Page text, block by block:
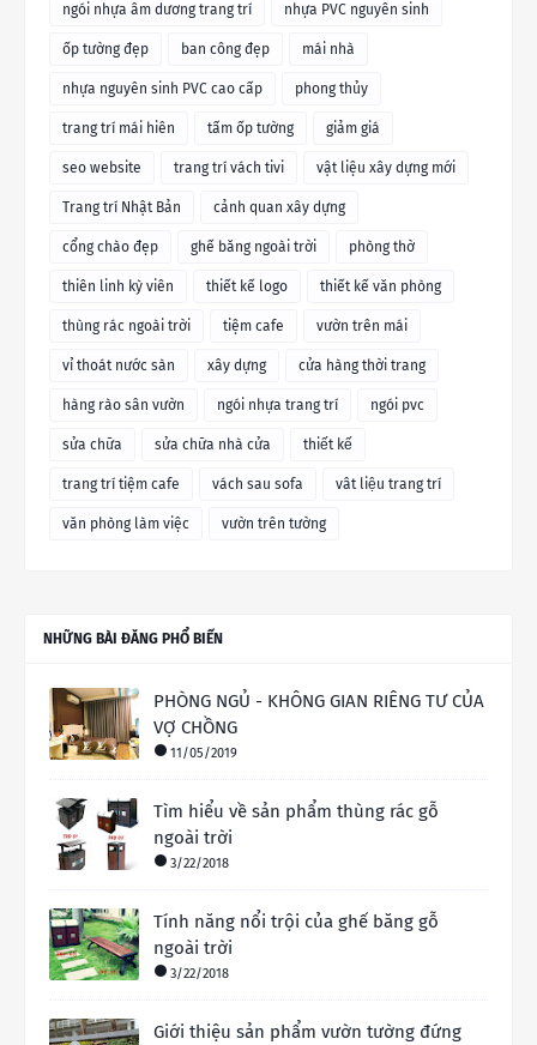
ngói nhựa âm dương trang trí nhựa PVC nguyên sinh
ốp tường đẹp ban công đẹp mái nhà
nhựa nguyên sinh PVC cao cấp phong thủy
trang trí mái hiên tấm ốp tường giảm giá
seo website trang trí vách tivi vật liệu xây dựng mới
Trang trí Nhật Bản cảnh quan xây dựng
cổng chào đẹp ghế băng ngoài trời phòng thờ
thiên linh kỳ viên thiết kế logo thiết kế văn phòng
thùng rác ngoài trời tiệm cafe vườn trên mái
vỉ thoát nước sàn xây dựng cửa hàng thời trang
hàng rào sân vườn ngói nhựa trang trí ngói pvc
sửa chữa sửa chữa nhà cửa thiết kế
trang trí tiệm cafe vách sau sofa vât liệu trang trí
văn phòng làm việc vườn trên tường
NHỮNG BÀI ĐĂNG PHỔ BIẾN
PHÒNG NGỦ - KHÔNG GIAN RIÊNG TƯ CỦA
VỢ CHỒNG
11/05/2019
Tìm hiểu về sản phẩm thùng rác gỗ
ngoài trời
3/22/2018
Tính năng nổi trội của ghế băng gỗ
ngoài trời
3/22/2018
Giới thiệu sản phẩm vườn tường đứng